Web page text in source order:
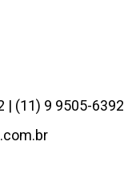
| (11) 9 9505-6392